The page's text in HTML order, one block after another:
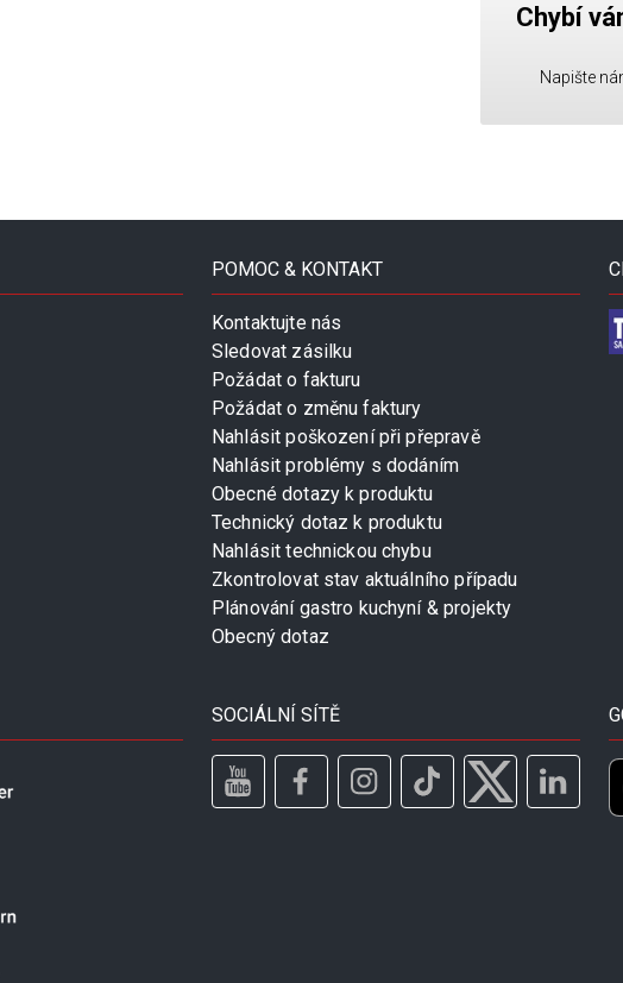
Chybí
Napište
POMOC & KONTAKT
Kontaktujte nás
Sledovat zásilku
Požádat o fakturu
Požádat o změnu faktury
Nahlásit poškození při přepravě
Nahlásit problémy s dodáním
Obecné dotazy k produktu
Technický dotaz k produktu
Nahlásit technickou chybu
Zkontrolovat stav aktuálního případu
Plánování gastro kuchyní & projekty
Obecný dotaz
SOCIÁLNÍ SÍTĚ